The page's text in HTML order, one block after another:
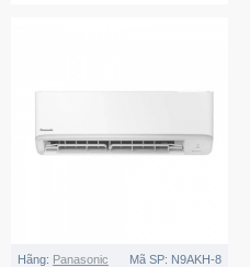
Hãng: Panasonic Mã SP: N9AKH-8